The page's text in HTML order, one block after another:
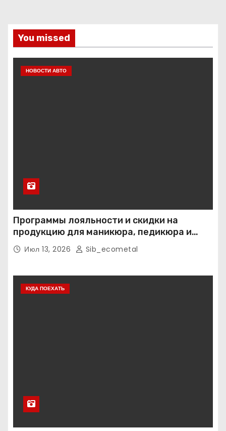
You missed
НОВОСТИ АВТО
Программы лояльности и скидки на
продукцию для маникюра, педикюра и
наращивания ресниц
Июл 13, 2026 Sib_ecometal
КУДА ПОЕХАТЬ